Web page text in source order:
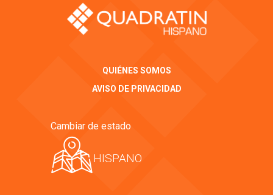
QUIÉNES SOMOS
AVISO DE PRIVACIDAD
Cambiar de estado
HISPANO